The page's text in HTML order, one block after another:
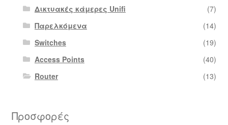
Δικτυακές κάμερες Unifi
(7)
Παρελκόμενα
(14)
Switches
(19)
Access Points
(40)
Router
(13)
Προσφορές